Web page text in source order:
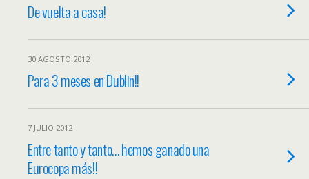
De vuelta a casa!
30 AGOSTO 2012
Para 3 meses en Dublin!!
7 JULIO 2012
Entre tanto y tanto… hemos ganado una
Eurocopa más!!